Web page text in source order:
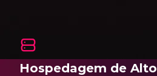
Hospedagem de